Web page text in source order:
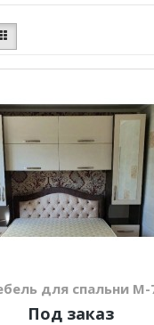
для спальни М-
Под заказ